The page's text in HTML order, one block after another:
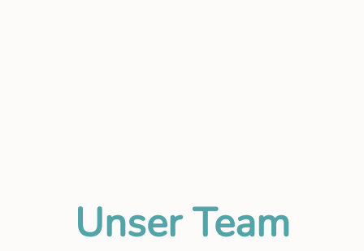
Unser Team